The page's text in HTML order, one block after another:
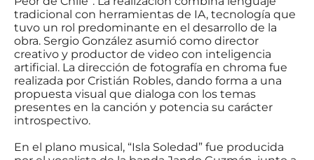
tradicional con herramientas de IA, tecnología que
tuvo un rol predominante en el desarrollo de la
obra. Sergio González asumió como director
creativo y productor de video con inteligencia
artificial. La dirección de fotografía en chroma fue
realizada por Cristián Robles, dando forma a una
propuesta visual que dialoga con los temas
presentes en la canción y potencia su carácter
introspectivo.
En el plano musical, “Isla Soledad” fue producida